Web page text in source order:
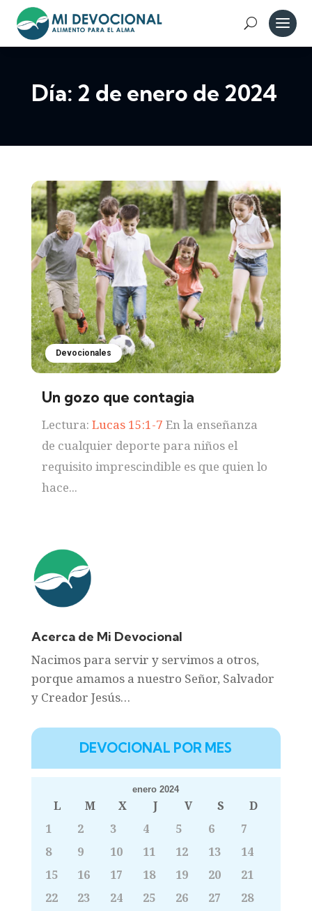
Día: 2 de enero de 2024
Devocionales
Un gozo que contagia
Lectura: Lucas 15:1-7 En la enseñanza
de cualquier deporte para niños el
requisito imprescindible es que quien lo
hace...
Acerca de Mi Devocional
Nacimos para servir y servimos a otros,
porque amamos a nuestro Señor, Salvador
y Creador Jesús…
DEVOCIONAL POR MES
enero 2024
L M X J V S
D
1
2 3 4 5 6
7
8
9 10 11 12 13
14
15
16 17 18 19 20
21
22
23 24 25 26 27
28